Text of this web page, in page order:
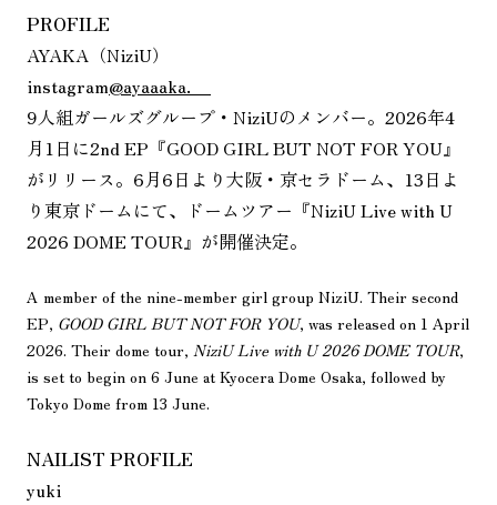
PROFILE
AYAKA（NiziU）
instagram@ayaaaka.__
9人組ガールズグループ・NiziUのメンバー。2026年4
月1日に2nd EP『GOOD GIRL BUT NOT FOR YOU』
がリリース。6月6日より大阪・京セラドーム、13日よ
り東京ドームにて、ドームツアー『NiziU Live with U
2026 DOME TOUR』が開催決定。
A member of the nine-member girl group NiziU. Their second
EP, GOOD GIRL BUT NOT FOR YOU, was released on 1 April
2026. Their dome tour, NiziU Live with U 2026 DOME TOUR,
is set to begin on 6 June at Kyocera Dome Osaka, followed by
Tokyo Dome from 13 June.
NAILIST PROFILE
yuki